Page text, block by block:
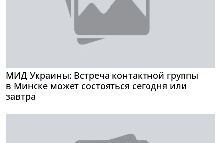
МИД Украины: Встреча контактной группы
в Минске может состояться сегодня или
завтра